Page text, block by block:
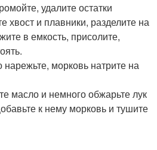
удалите остатки
хвост и плавники, разделите на
в емкость, присолите,
морковь натрите на
масло и немного обжарьте лук
к нему морковь и тушите